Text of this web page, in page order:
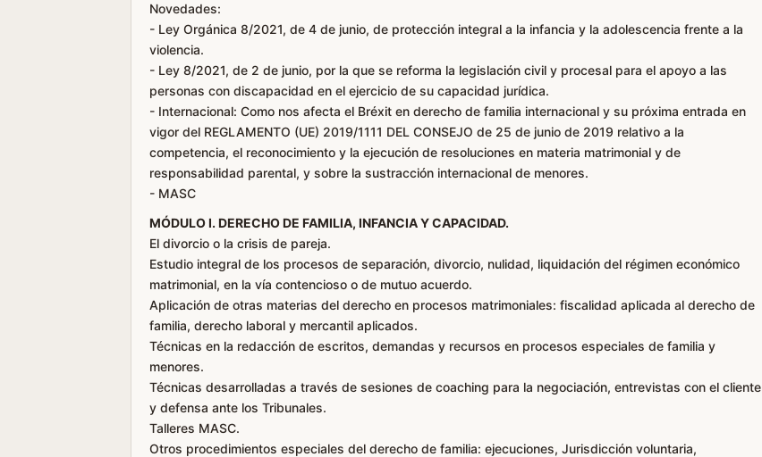
Novedades:
- Ley Orgánica 8/2021, de 4 de junio, de protección integral a la infancia y la adolescencia frente a la
violencia.
- Ley 8/2021, de 2 de junio, por la que se reforma la legislación civil y procesal para el apoyo a las
personas con discapacidad en el ejercicio de su capacidad jurídica.
- Internacional: Como nos afecta el Bréxit en derecho de familia internacional y su próxima entrada en
vigor del REGLAMENTO (UE) 2019/1111 DEL CONSEJO de 25 de junio de 2019 relativo a la
competencia, el reconocimiento y la ejecución de resoluciones en materia matrimonial y de
responsabilidad parental, y sobre la sustracción internacional de menores.
- MASC
MÓDULO I. DERECHO DE FAMILIA, INFANCIA Y CAPACIDAD.
El divorcio o la crisis de pareja.
Estudio integral de los procesos de separación, divorcio, nulidad, liquidación del régimen económico
matrimonial, en la vía contencioso o de mutuo acuerdo.
Aplicación de otras materias del derecho en procesos matrimoniales: fiscalidad aplicada al derecho de
familia, derecho laboral y mercantil aplicados.
Técnicas en la redacción de escritos, demandas y recursos en procesos especiales de familia y
menores.
Técnicas desarrolladas a través de sesiones de coaching para la negociación, entrevistas con el cliente
y defensa ante los Tribunales.
Talleres MASC.
Otros procedimientos especiales del derecho de familia: ejecuciones, Jurisdicción voluntaria,